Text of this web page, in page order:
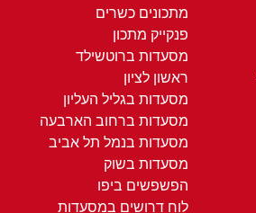
מתכונים כשרים
פנקייק מתכון
מסעדות ברוטשילד
ראשון לציון
מסעדות בגליל העליון
מסעדות ברחוב הארבעה
מסעדות בנמל תל אביב
מסעדות בשוק
הפשפשים ביפו
לוח דרושים במסעדות